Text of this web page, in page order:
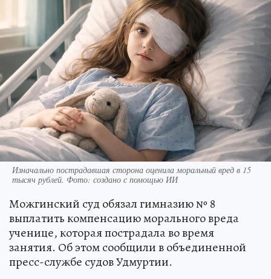
Изначально пострадавшая сторона оценила моральный вред в 15
тысяч рублей. Фото: создано с помощью ИИ
Можгинский суд обязал гимназию № 8
выплатить компенсацию морального вреда
ученице, которая пострадала во время
занятия. Об этом сообщили в объединенной
пресс-службе судов Удмуртии.